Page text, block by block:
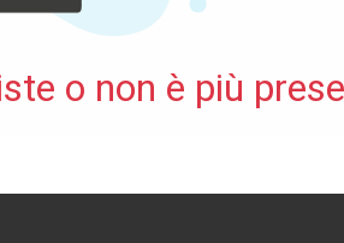
o non è più